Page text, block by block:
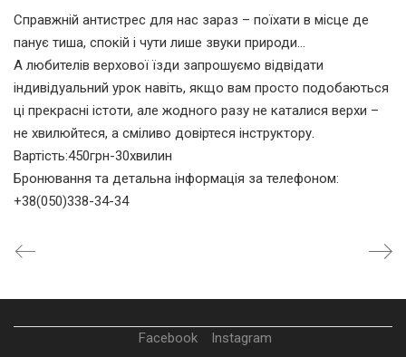
Справжній антистрес для нас зараз – поїхати в місце де
панує тиша, спокій і чути лише звуки природи…
А любителів верхової їзди запрошуємо відвідати
індивідуальний урок навіть, якщо вам просто подобаються
ці прекрасні істоти, але жодного разу не каталися верхи –
не хвилюйтеся, а сміливо довіртеся інструктору.
Вартість:450грн-30хвилин
Бронювання та детальна інформація за телефоном:
+38(050)338-34-34
Facebook Instagram